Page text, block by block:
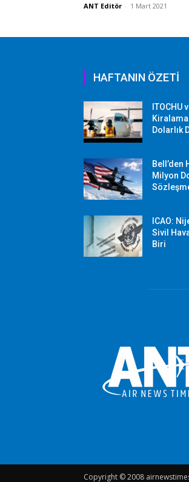
ANT Editör - 1 Mart 2021
HAFTANIN ÖZETİ
ITOCHU
Dolarlık
Bell’den
Milyon
ICAO:
Sivil
Biri
Copyright © 2008